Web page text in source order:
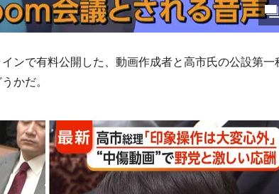
ンで有料公開した、動画作成者と高市氏の公設第一
かだ。